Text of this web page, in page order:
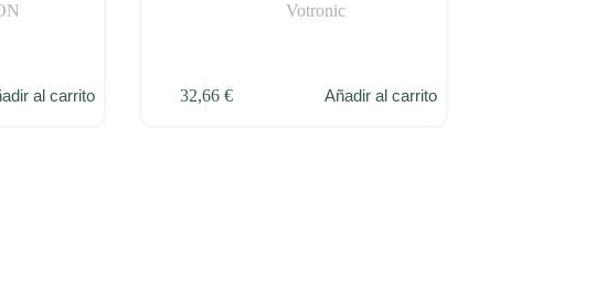
al carrito
Votronic
32,66 € Añadir al carrito